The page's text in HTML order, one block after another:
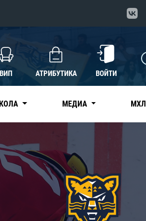
ВИП АТРИБУТИКА ВОЙТИ
МЕДИА МХЛ